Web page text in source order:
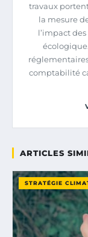
travaux
la mesure
l’impact
comptabilité
ARTICLES
STRATÉGIE